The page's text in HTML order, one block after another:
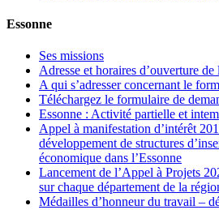
Essonne
Ses missions
Adresse et horaires d’ouverture
A qui s’adresser concernant le
Téléchargez le formulaire de
Essonne : Activité partielle et
Appel à manifestation d’intérêt
développement de structures
économique dans l’Essonne
Lancement de l’Appel à Projets
sur chaque département de la
Médailles d’honneur du travail –